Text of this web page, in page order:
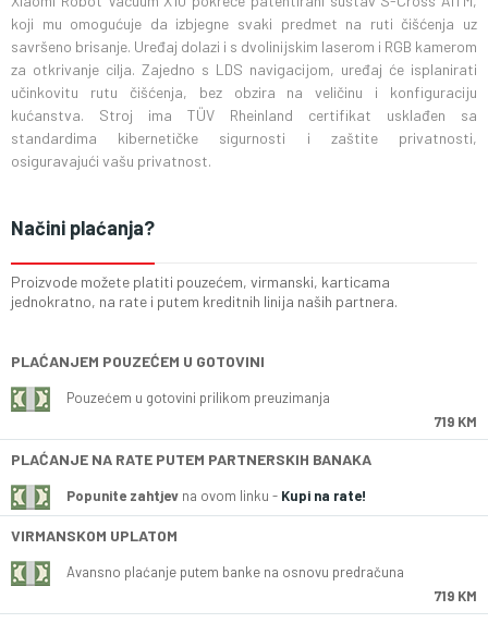
koji mu omogućuje da izbjegne svaki predmet na ruti čišćenja uz
savršeno brisanje. Uređaj dolazi i s dvolinijskim laserom i RGB kamerom
za otkrivanje cilja. Zajedno s LDS navigacijom, uređaj će isplanirati
učinkovitu rutu čišćenja, bez obzira na veličinu i konfiguraciju
kućanstva. Stroj ima TÜV Rheinland certifikat usklađen sa
standardima kibernetičke sigurnosti i zaštite privatnosti,
osiguravajući vašu privatnost.
Načini plaćanja?
Proizvode možete platiti pouzećem, virmanski, karticama
jednokratno, na rate i putem kreditnih linija naših partnera.
PLAĆANJEM POUZEĆEM U GOTOVINI
Pouzećem u gotovini prilikom preuzimanja
719 KM
PLAĆANJE NA RATE PUTEM PARTNERSKIH BANAKA
Popunite zahtjev na ovom linku - Kupi na rate!
VIRMANSKOM UPLATOM
Avansno plaćanje putem banke na osnovu predračuna
719 KM